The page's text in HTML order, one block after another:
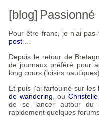
[blog] Passionné
Pour être franc, je n’ai
post
Depuis le retour de
de journaux préféré pour
long cours (loisirs
Et puis j’ai farfouiné sur
de wandering , ou
de se lancer autour du
rapidement quelques